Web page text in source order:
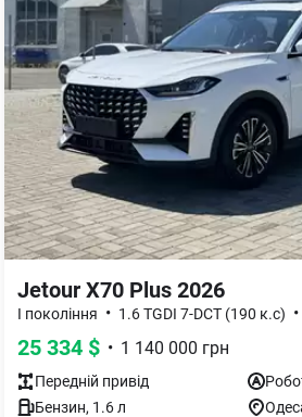
Jetour X70 Plus 2026
I покоління • 1.6 TGDI 7-DCT (190 к.с) •
25 334 $ • 1 140 000 грн
Передній привід
Бензин, 1.6л